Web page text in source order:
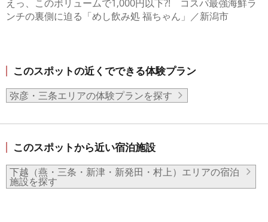
えっ、このボリュームで1,000円以下?! コスパ最強海鮮ラ
ンチの裏側に迫る「めし飲み処 福ちゃん」／新潟市
このスポットの近くでできる体験プラン
弥彦・三条エリアの体験プランを探す
このスポットから近い宿泊施設
下越（燕・三条・新津・新発田・村上）エリアの宿泊
施設を探す